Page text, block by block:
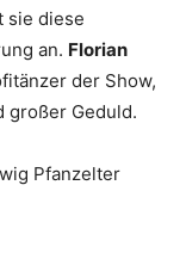
sie diese
an. Florian
der Show,
großer Geduld.
Pfanzelter